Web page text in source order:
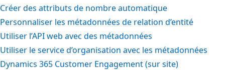
Créer des attributs de nombre automatique
Personnaliser les métadonnées de relation d’entité
Utiliser l’API web avec des métadonnées
Utiliser le service d’organisation avec les métadonnées
Dynamics 365 Customer Engagement (sur site)